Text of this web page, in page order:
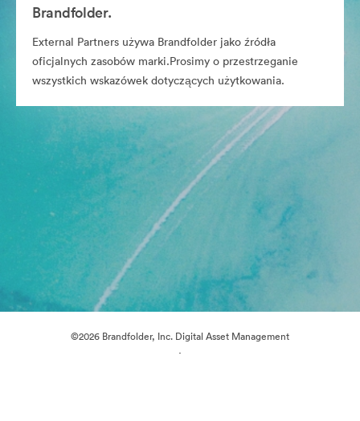
Brandfolder.
External Partners używa Brandfolder jako źródła
oficjalnych zasobów marki.Prosimy o przestrzeganie
wszystkich wskazówek dotyczących użytkowania.
©2026 Brandfolder, Inc. Digital Asset Management
·